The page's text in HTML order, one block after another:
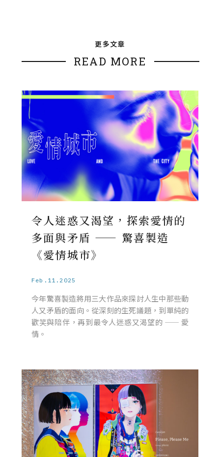
更多文章
READ MORE
令人迷惑又渴望，探索愛情的
多面與矛盾 —— 驚喜製造
《愛情城市》
Feb.11.2025
今年驚喜製造將用三大作品來探討人生中那些動
人又矛盾的面向。從深刻的生死議題，到單純的
歡笑與陪伴，再到最令人迷惑又渴望的 —— 愛
情。